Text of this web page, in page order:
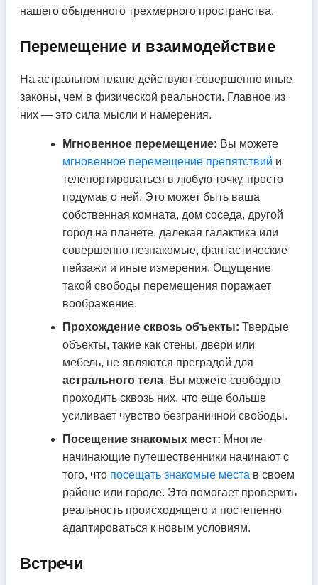
нашего обыденного трехмерного пространства.
Перемещение и взаимодействие
На астральном плане действуют совершенно иные
законы, чем в физической реальности. Главное из
них — это сила мысли и намерения.
Мгновенное перемещение: Вы можете
мгновенное перемещение препятствий и
телепортироваться в любую точку, просто
подумав о ней. Это может быть ваша
собственная комната, дом соседа, другой
город на планете, далекая галактика или
совершенно незнакомые, фантастические
пейзажи и иные измерения. Ощущение
такой свободы перемещения поражает
воображение.
Прохождение сквозь объекты: Твердые
объекты, такие как стены, двери или
мебель, не являются преградой для
астрального тела. Вы можете свободно
проходить сквозь них, что еще больше
усиливает чувство безграничной свободы.
Посещение знакомых мест: Многие
начинающие путешественники начинают с
того, что посещать знакомые места в своем
районе или городе. Это помогает проверить
реальность происходящего и постепенно
адаптироваться к новым условиям.
Встречи